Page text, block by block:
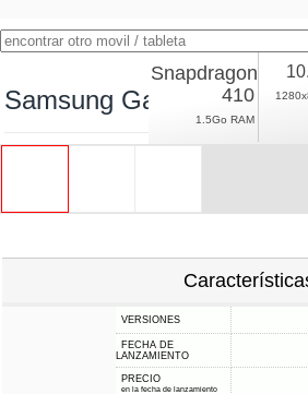
Samsung Galaxy Tab 4
Snapdragon
410
1.5Go RAM
VERSIONES
FECHA DE
LANZAMIENTO
PRECIO
en la fecha de lanzamiento